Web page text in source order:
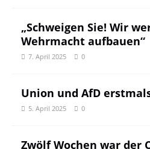
„Schweigen Sie! Wir
Wehrmacht aufbauen“
7. April 2025 0
Union und AfD
5. April 2025 0
Zwölf Wochen war der